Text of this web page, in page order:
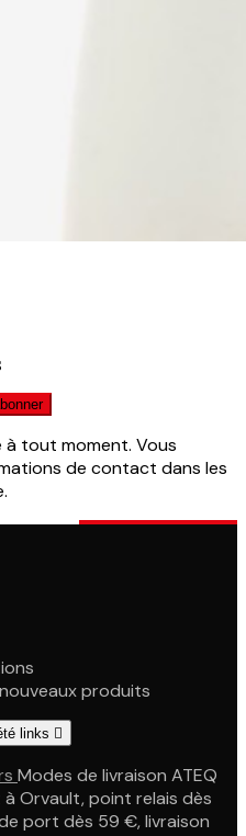
à tout moment. Vous
de contact dans les
produits
links 
Modes de livraison ATEQ
Orvault, point relais dès
port dès 59 €, livraison